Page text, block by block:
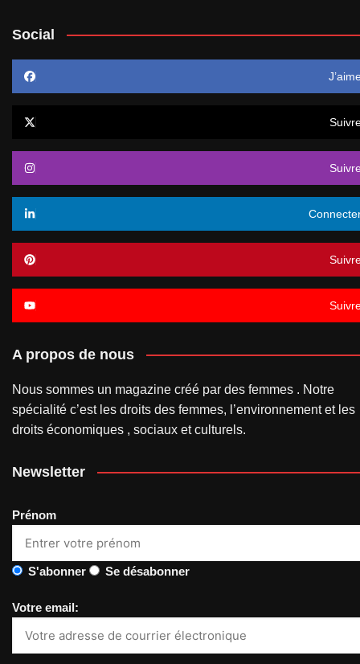
Social
A propos de nous
Nous sommes un magazine créé par des femmes . Notre
spécialité c’est les droits des femmes, l’environnement et les
droits économiques , sociaux et culturels.
Newsletter
Prénom
S'abonner Se désabonner
Votre email: